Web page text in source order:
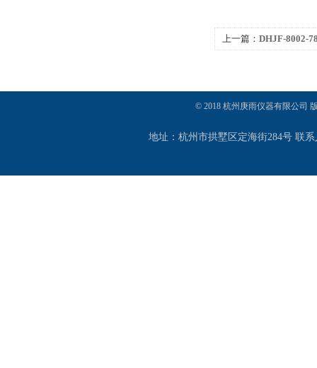
上一篇： DHJF-8002-
© 2018 杭州庚雨仪器有限公司
地址：杭州市拱墅区定海街284号 联